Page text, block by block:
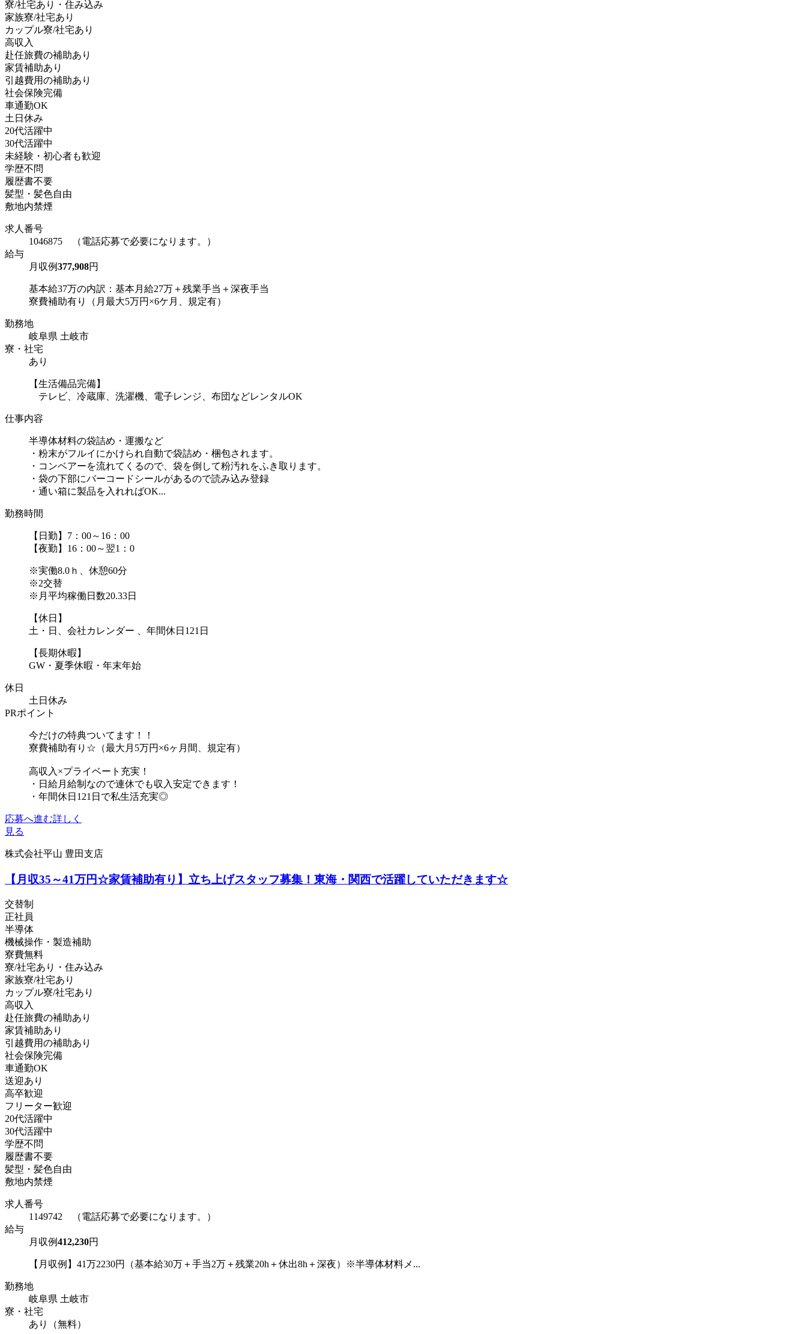
寮/社宅あり・住み込み
家族寮/社宅あり
カップル寮/社宅あり
高収入
赴任旅費の補助あり
家賃補助あり
引越費用の補助あり
社会保険完備
車通勤OK
土日休み
20代活躍中
30代活躍中
未経験・初心者も歓迎
学歴不問
履歴書不要
髪型・髪色自由
敷地内禁煙
求人番号
1046875 （電話応募で必要になります。）
給与
月収例377,908円
基本給37万の内訳：基本月給27万＋残業手当＋深夜手当
寮費補助有り（月最大5万円×6ケ月、規定有）
勤務地
岐阜県 土岐市
寮・社宅
あり
【生活備品完備】
テレビ、冷蔵庫、洗濯機、電子レンジ、布団などレンタルOK
仕事内容
半導体材料の袋詰め・運搬など
・粉末がフルイにかけられ自動で袋詰め・梱包されます。
・コンベアーを流れてくるので、袋を倒して粉汚れをふき取ります。
・袋の下部にバーコードシールがあるので読み込み登録
・通い箱に製品を入れればOK...
勤務時間
【日勤】7：00～16：00
【夜勤】16：00～翌1：0
※実働8.0ｈ、休憩60分
※2交替
※月平均稼働日数20.33日
【休日】
土・日、会社カレンダー 、年間休日121日
【長期休暇】
GW・夏季休暇・年末年始
休日
土日休み
PRポイント
今だけの特典ついてます！！
寮費補助有り☆（最大月5万円×6ヶ月間、規定有）
高収入×プライベート充実！
・日給月給制なので連休でも収入安定できます！
・年間休日121日で私生活充実◎
応募へ進む詳しく
見る
株式会社平山 豊田支店
【月収35～41万円☆家賃補助有り】立ち上げスタッフ募集！東海・関西で活躍していただきます☆
交替制
正社員
半導体
機械操作・製造補助
寮費無料
寮/社宅あり・住み込み
家族寮/社宅あり
カップル寮/社宅あり
高収入
赴任旅費の補助あり
家賃補助あり
引越費用の補助あり
社会保険完備
車通勤OK
送迎あり
高卒歓迎
フリーター歓迎
20代活躍中
30代活躍中
学歴不問
履歴書不要
髪型・髪色自由
敷地内禁煙
求人番号
1149742 （電話応募で必要になります。）
給与
月収例412,230円
【月収例】41万2230円（基本給30万＋手当2万＋残業20h＋休出8h＋深夜）※半導体材料メ...
勤務地
岐阜県 土岐市
寮・社宅
あり（無料）